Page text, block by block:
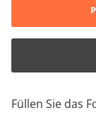
Füllen Sie das